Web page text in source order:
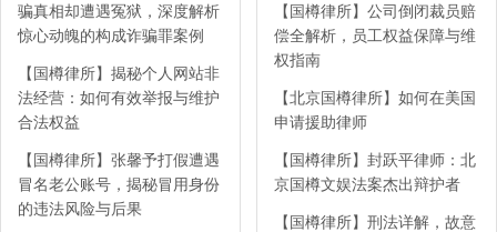
骗真相却遭遇冤狱，深度解析
惊心动魄的构成诈骗罪案例
【国樽律所】揭秘个人网站非
法经营：如何有效举报与维护
合法权益
【国樽律所】张馨予打假遭遇
冒名老公账号，揭秘冒用身份
的违法风险与后果
【国樽律所】公司倒闭裁员赔
偿全解析，员工权益保障与维
权指南
【北京国樽律所】如何在美国
申请援助律师
【国樽律所】封跃平律师：北
京国樽文娱法案杰出辩护者
【国樽律所】刑法详解，故意